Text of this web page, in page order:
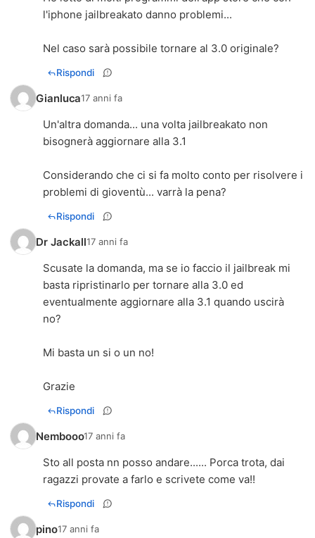
l'iphone jailbreakato danno problemi...
Nel caso sarà possibile tornare al 3.0 originale?
Rispondi
Gianluca17 anni fa
Un'altra domanda... una volta jailbreakato non
bisognerà aggiornare alla 3.1
Considerando che ci si fa molto conto per risolvere i
problemi di gioventù... varrà la pena?
Rispondi
Dr Jackall17 anni fa
Scusate la domanda, ma se io faccio il jailbreak mi
basta ripristinarlo per tornare alla 3.0 ed
eventualmente aggiornare alla 3.1 quando uscirà
no?
Mi basta un si o un no!
Grazie
Rispondi
Nembooo17 anni fa
Sto all posta nn posso andare...... Porca trota, dai
ragazzi provate a farlo e scrivete come va!!
Rispondi
pino17 anni fa